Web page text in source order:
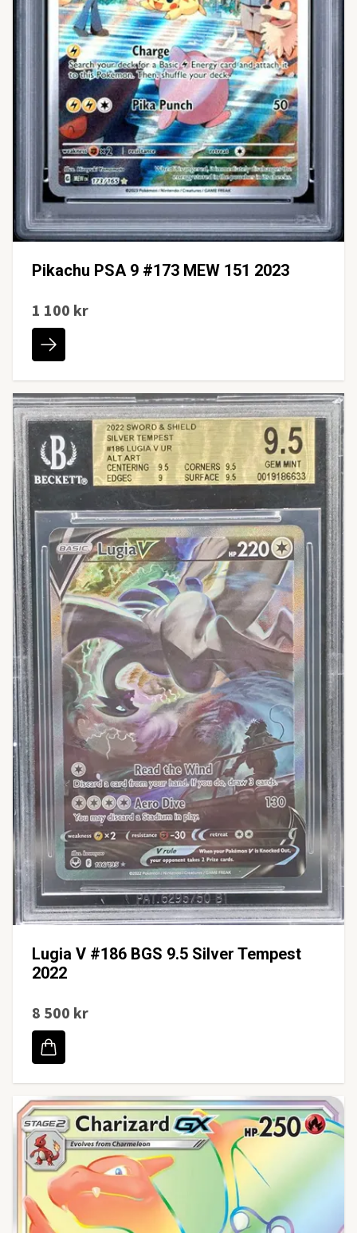
Pikachu PSA 9 #173 MEW 151 2023
1 100 kr
Lugia V #186 BGS 9.5 Silver Tempest
2022
8 500 kr